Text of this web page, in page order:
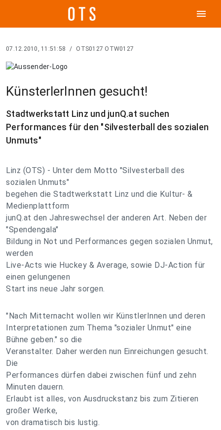
menu
07.12.2010, 11:51:58 / OTS0127 OTW0127
KünsterlerInnen gesucht!
Stadtwerkstatt Linz und junQ.at suchen
Performances für den "Silvesterball des sozialen
Unmuts"
Linz (OTS) - Unter dem Motto "Silvesterball des
sozialen Unmuts"
begehen die Stadtwerkstatt Linz und die Kultur- &
Medienplattform
junQ.at den Jahreswechsel der anderen Art. Neben der
"Spendengala"
Bildung in Not und Performances gegen sozialen Unmut,
werden
Live-Acts wie Huckey & Average, sowie DJ-Action für
einen gelungenen
Start ins neue Jahr sorgen.
"Nach Mitternacht wollen wir KünstlerInnen und deren
Interpretationen zum Thema "sozialer Unmut" eine
Bühne geben." so die
Veranstalter. Daher werden nun Einreichungen gesucht.
Die
Performances dürfen dabei zwischen fünf und zehn
Minuten dauern.
Erlaubt ist alles, von Ausdruckstanz bis zum Zitieren
großer Werke,
von dramatisch bis lustig.